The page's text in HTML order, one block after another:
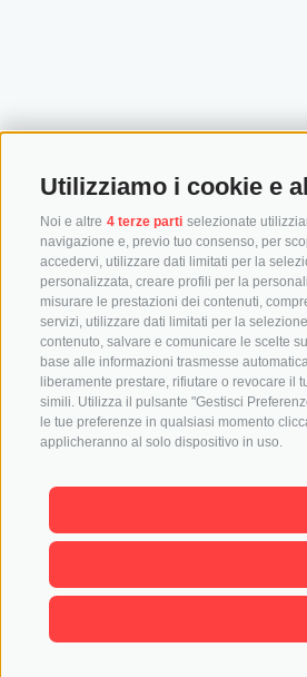
Utilizziamo i cookie e
Noi e altre 4 terze parti selezionate
navigazione e, previo tuo consenso, per
accedervi, utilizzare dati limitati per la
personalizzata, creare profili per la
misurare le prestazioni dei contenuti,
servizi, utilizzare dati limitati per la
contenuto, salvare e comunicare le scelte
base alle informazioni trasmesse
liberamente prestare, rifiutare o revocare il
simili. Utilizza il pulsante "Gestisci
le tue preferenze in qualsiasi momento
applicheranno al solo dispositivo in uso.